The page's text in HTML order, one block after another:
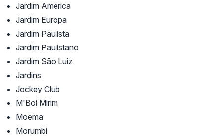
Jardim América
Jardim Europa
Jardim Paulista
Jardim Paulistano
Jardim São Luiz
Jardins
Jockey Club
M'Boi Mirim
Moema
Morumbi